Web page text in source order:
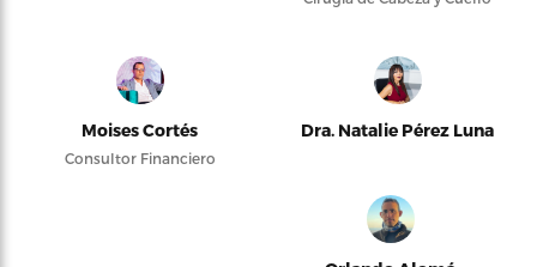
Moises Cortés
Consultor Financiero
Dra. Natalie Pérez Luna